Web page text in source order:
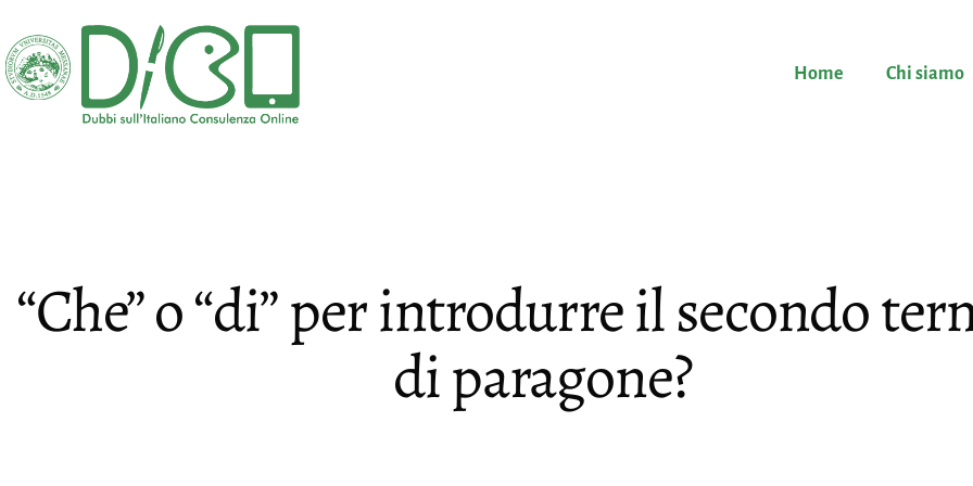
al
contenuto
Consulenza
Online
Home Chi siamo
“Che” o “di” per introdurre il secondo
di paragone?